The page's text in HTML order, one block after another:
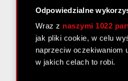
Odpowiedzialne
Wraz z naszymi 1022
jak pliki cookie, w celu
naprzeciw oczekiwaniom
w jakich celach to robi.